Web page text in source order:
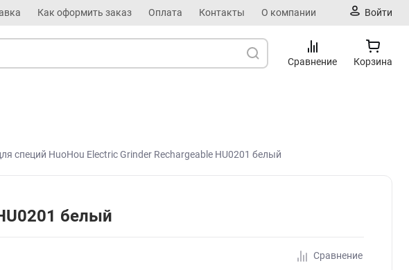
Как оформить заказ Оплата Контакты О компании Войти
Сравнение Корзина
специй HuoHou Electric Grinder Rechargeable HU0201 белый
белый
Сравнение